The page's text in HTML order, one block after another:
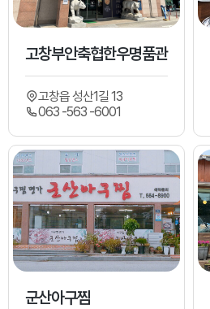
고창부안축협한우명품관
고창읍 성산1길 13
063 -563 -6001
군산아구찜